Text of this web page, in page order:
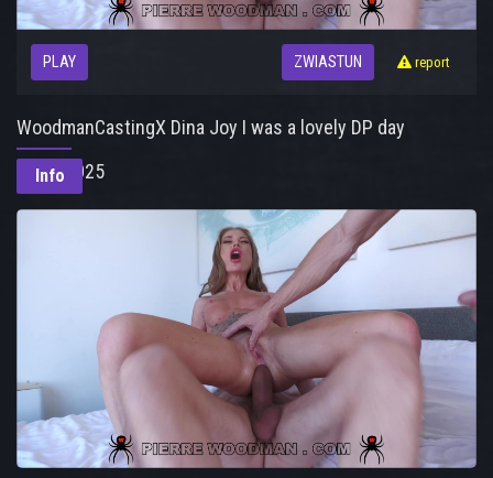
Video
PLAY ZWIASTUN report
WoodmanCastingX Dina Joy I was a lovely DP day
19.03.2025
Info